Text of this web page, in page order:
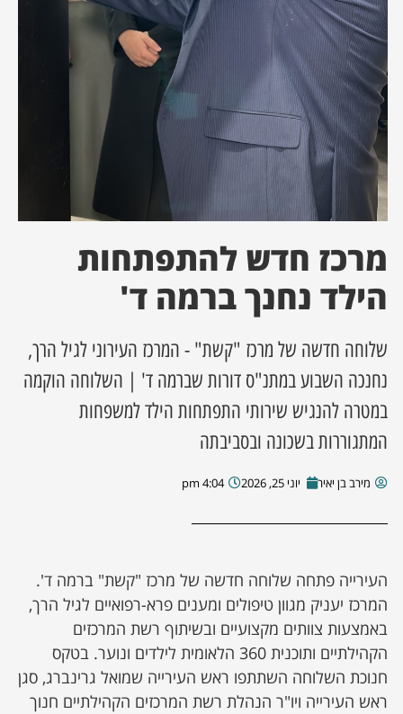
מסע מלחמה
השבוע
מקומית
מרכז חדש להתפתחות
הילד נחנך ברמה ד'
שלוחה חדשה של מרכז "קשת" - המרכז העירוני לגיל הרך,
נחנכה השבוע במתנ"ס דורות שברמה ד' | השלוחה הוקמה
במטרה להנגיש שירותי התפתחות הילד למשפחות
המתגוררות בשכונה ובסביבתה
מירב בן יאיר יוני 25, 2026 4:04 pm
העירייה פתחה שלוחה חדשה של מרכז "קשת" ברמה ד'.
המרכז יעניק מגוון טיפולים ומענים פרא-רפואיים לגיל הרך,
באמצעות צוותים מקצועיים ובשיתוף רשת המרכזים
הקהילתיים ותוכנית 360 הלאומית לילדים ונוער. בטקס
חנוכת השלוחה השתתפו ראש העירייה שמואל גרינברג, סגן
ראש העירייה ויו"ר הנהלת רשת המרכזים הקהילתיים חנוך